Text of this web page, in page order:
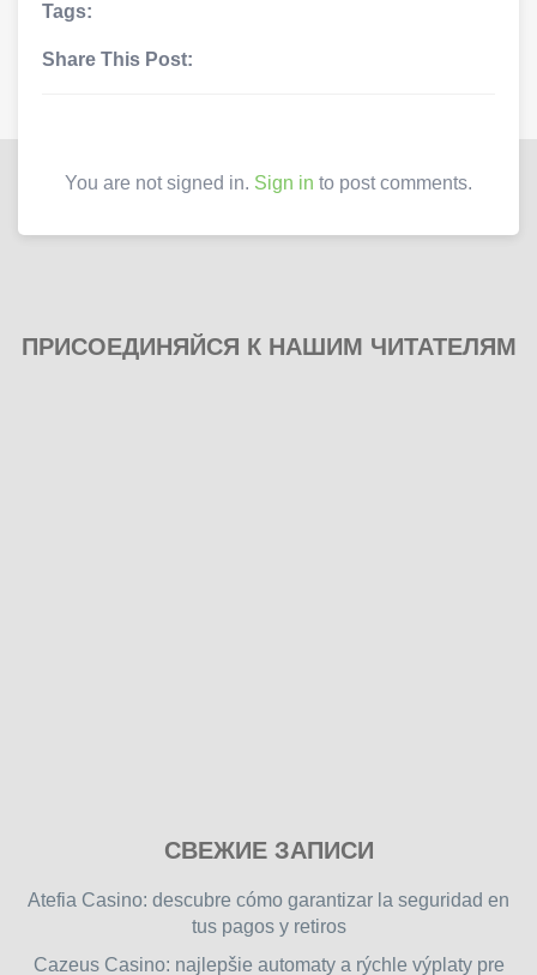
Tags:
Share This Post:
You are not signed in. Sign in to post comments.
ПРИСОЕДИНЯЙСЯ К НАШИМ ЧИТАТЕЛЯМ
free
СВЕЖИЕ ЗАПИСИ
Atefia Casino: descubre cómo garantizar la seguridad en
tus pagos y retiros
Cazeus Casino: najlepšie automaty a rýchle výplaty pre